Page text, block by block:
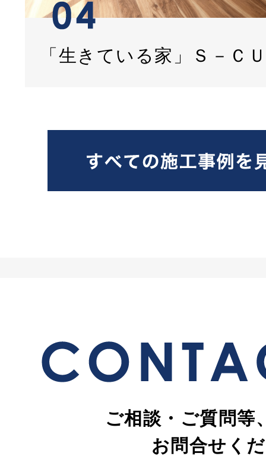
「生きている家」Ｓ－Ｃ
ご相談・ご質問等
お問合せく